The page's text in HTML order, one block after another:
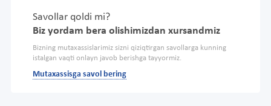
Savollar qoldi mi?
Biz yordam bera olishimizdan xursandmiz
Bizning mutaxassislarimiz sizni qiziqtirgan savollarga kunning
istalgan vaqti onlayn javob berishga tayyormiz.
Mutaxassisga savol bering